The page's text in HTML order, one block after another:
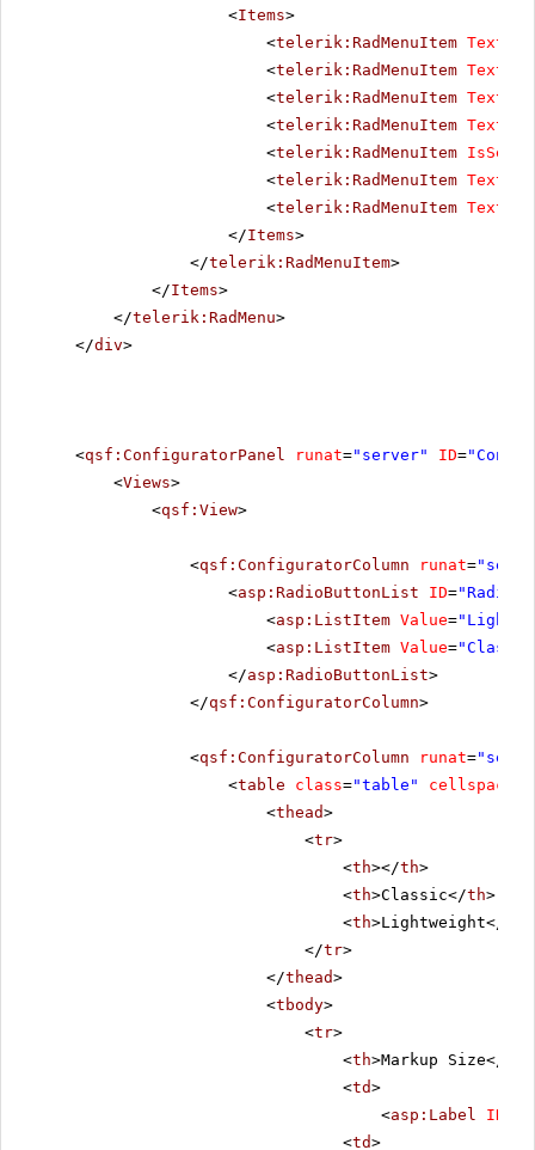
<Items>
<telerik:RadMenuItem Text
<telerik:RadMenuItem Text
<telerik:RadMenuItem Text
<telerik:RadMenuItem Text
<telerik:RadMenuItem
<telerik:RadMenuItem Text
<telerik:RadMenuItem Text
</Items>
</telerik:RadMenuItem>
</Items>
</telerik:RadMenu>
</div>
<qsf:ConfiguratorPanel runat="server" ID=
<Views>
<qsf:View>
<qsf:ConfiguratorColumn runat=
<asp:RadioButtonList ID=
<asp:ListItem Value=
<asp:ListItem Value=
</asp:RadioButtonList>
</qsf:ConfiguratorColumn>
<qsf:ConfiguratorColumn runat=
<table class="table" cellspacing
<thead>
<tr>
<th></th>
<th>Classic</th>
<th>Lightweight</
</tr>
</thead>
<tbody>
<tr>
<th>Markup Size</
<td>
<asp:Label ID
<td>